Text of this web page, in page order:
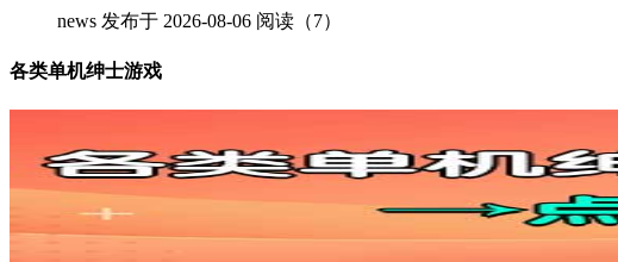
news 发布于 2026-08-06 阅读（7）
各类单机绅士游戏